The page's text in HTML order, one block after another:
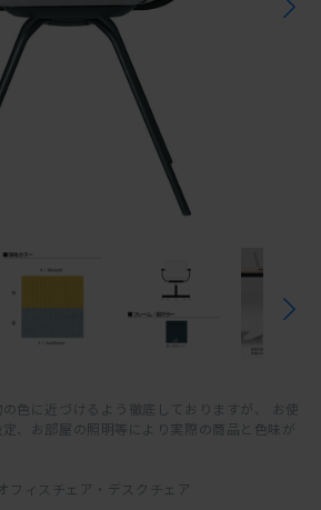
色に近づけるよう徹底しておりますが、 お使
、お部屋の照明等により実際の商品と色味が
オフィスチェア・デスクチェア